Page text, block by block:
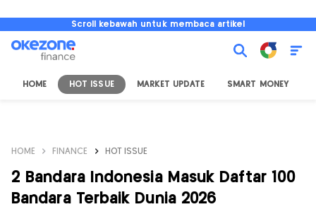
Scroll kebawah untuk membaca artikel
HOME HOT ISSUE MARKET UPDATE SMART MONEY
HOME FINANCE HOT ISSUE
2 Bandara Indonesia Masuk Daftar 100
Bandara Terbaik Dunia 2026